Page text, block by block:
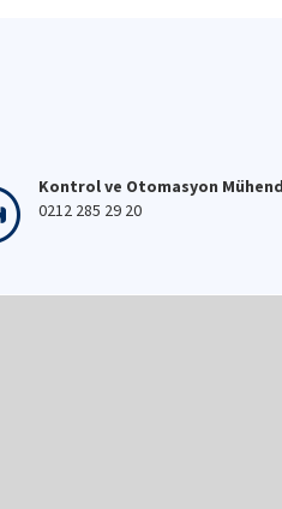
Kontrol ve Otomasyon
0212 285 29 20